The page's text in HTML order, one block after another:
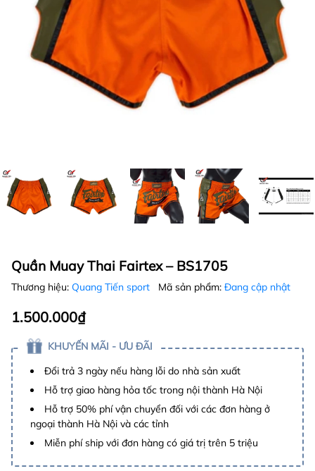
Quần Muay Thai Fairtex – BS1705
Thương hiệu: Quang Tiến sport Mã sản phẩm: Đang cập nhật
1.500.000₫
KHUYẾN MÃI - ƯU ĐÃI
Đổi trả 3 ngày nếu hàng lỗi do nhà sản xuất
Hỗ trợ giao hàng hỏa tốc trong nội thành Hà Nội
Hỗ trợ 50% phí vận chuyển đối với các đơn hàng ở
ngoại thành Hà Nội và các tỉnh
Miễn phí ship với đơn hàng có giá trị trên 5 triệu